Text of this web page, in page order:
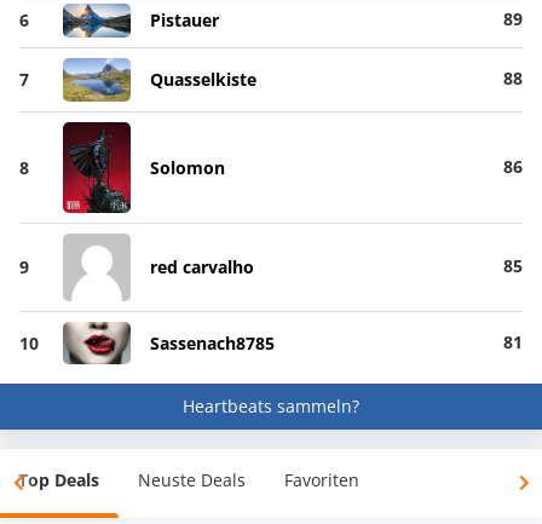
6 Pistauer 89
7 Quasselkiste 88
8 Solomon 86
9 red carvalho 85
10 Sassenach8785 81
Heartbeats sammeln?
Top Deals Neuste Deals Favoriten